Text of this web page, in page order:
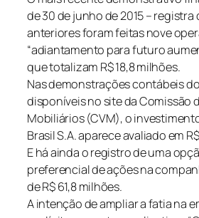
de 30 de junho de 2015 – registra
anteriores foram feitas nove
“adiantamento para futuro
que totalizam R$ 18,8 milhões.
Nas demonstrações contábeis
disponíveis no site da Comissão
Mobiliários (CVM), o
Brasil S.A. aparece avaliado em
E há ainda o registro de uma
preferencial de ações na
de R$ 61,8 milhões.
A intenção de ampliar a fatia na